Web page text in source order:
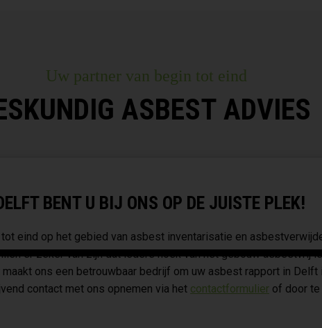
Uw partner van begin tot eind
ASBEST ADVIES
BENT U BIJ ONS OP DE JUISTE PLEK!
eind op het gebied van asbest inventarisatie en
er zeker van zijn dat iedere hoek van het gebouw asbestvrij
ons een betrouwbaar bedrijf om uw asbest rapport in Delft
contact met ons opnemen via het contactformulier of door te